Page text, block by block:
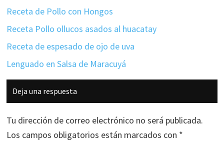
Receta de Pollo con Hongos
Receta Pollo ollucos asados al huacatay
Receta de espesado de ojo de uva
Lenguado en Salsa de Maracuyá
Interacciones
con
los
lectores
Deja una respuesta
Tu dirección de correo electrónico no será publicada.
Los campos obligatorios están marcados con *